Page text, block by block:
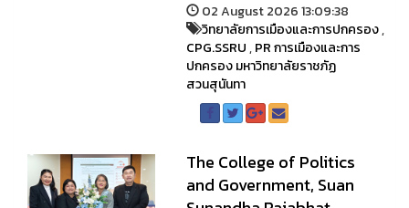
02 August 2026 13:09:38
วิทยาลัยการเมืองและการปกครอง,
CPG.SSRU,PR การเมืองและการ
ปกครอง มหาวิทยาลัยราชภัฏ
สวนสุนันทา
The College of Politics
and Government, Suan